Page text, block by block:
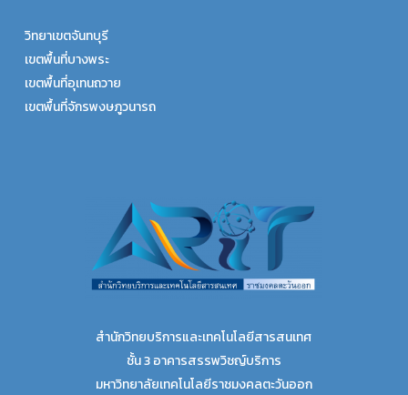
วิทยาเขตจันทบุรี
เขตพื้นที่บางพระ
เขตพื้นที่อุเทนถวาย
เขตพื้นที่จักรพงษภูวนารถ
สำนักวิทยบริการและเทคโนโลยีสารสนเทศ
ชั้น 3 อาคารสรรพวิชญ์บริการ
มหาวิทยาลัยเทคโนโลยีราชมงคลตะวันออก